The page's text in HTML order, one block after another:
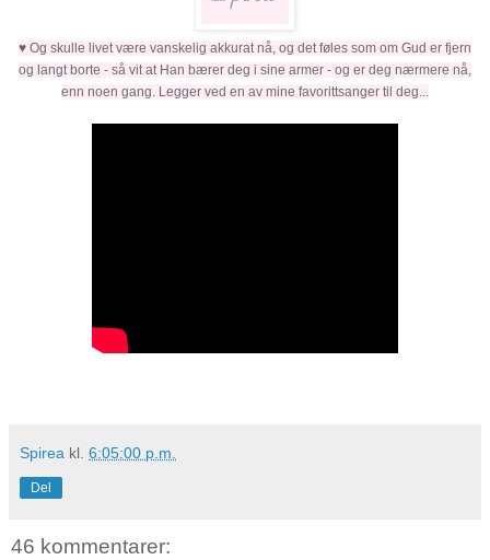
♥ Og skulle livet være vanskelig akkurat nå, og det føles som om Gud er fjern
og langt borte - så vit at Han bærer deg i sine armer - og er deg nærmere nå,
enn noen gang. Legger ved en av mine favorittsanger til deg...
Spirea kl. 6:05:00 p.m.
Del
46 kommentarer: